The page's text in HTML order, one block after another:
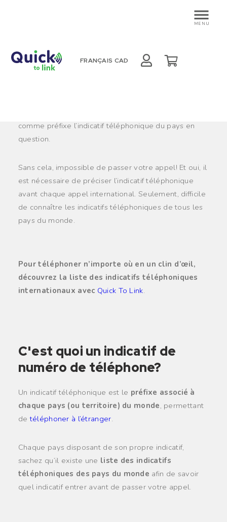
FRANÇAIS CAD
MENU
internationaux
comme préfixe l’indicatif téléphonique du pays en
question.
Sans cela, impossible de passer votre appel! Et oui, il
est nécessaire de préciser l’indicatif téléphonique
avant chaque appel international. Seulement, difficile
de connaître les indicatifs téléphoniques de tous les
pays du monde.
Pour téléphoner n’importe où en un clin d’œil,
découvrez la liste des indicatifs téléphoniques
internationaux avec Quick To Link.
C'est quoi un indicatif de
numéro de téléphone?
Un indicatif téléphonique est le préfixe associé à
chaque pays (ou territoire) du monde, permettant
detéléphoner à l’étranger.
Chaque pays disposant de son propre indicatif,
sachez qu’il existe une liste des indicatifs
téléphoniques des pays du monde afin de savoir
quel indicatif entrer avant de passer votre appel.